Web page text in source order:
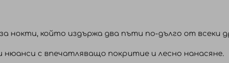
нокти, който издържа два пъти по-дълго от всеки
нюанси с впечатляващо покритие и лесно нанасяне.